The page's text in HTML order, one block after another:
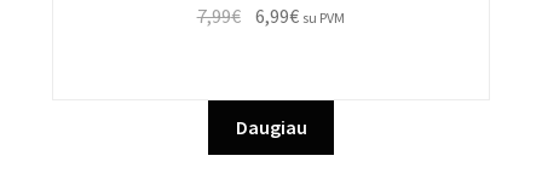
7,99€ Original
7,99€.
6,99€Current
6,99€.
su PVM
Daugiau